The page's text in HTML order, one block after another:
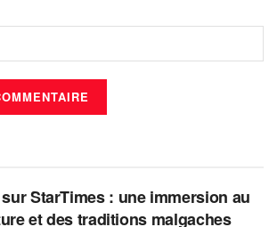
StarTimes : une immersion au
et des traditions malgaches